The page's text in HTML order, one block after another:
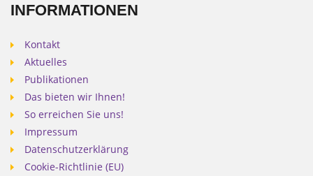
INFORMATIONEN
Kontakt
Aktuelles
Publikationen
Das bieten wir Ihnen!
So erreichen Sie uns!
Impressum
Datenschutzerklärung
Cookie-Richtlinie (EU)